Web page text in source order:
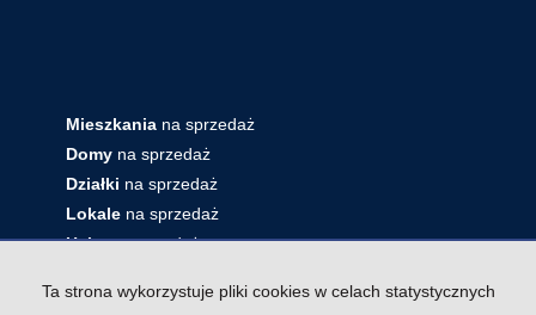
Mieszkania na sprzedaż
Domy na sprzedaż
Działki na sprzedaż
Lokale na sprzedaż
Halena sprzedaż
Ta strona wykorzystuje pliki cookies w celach statystycznych